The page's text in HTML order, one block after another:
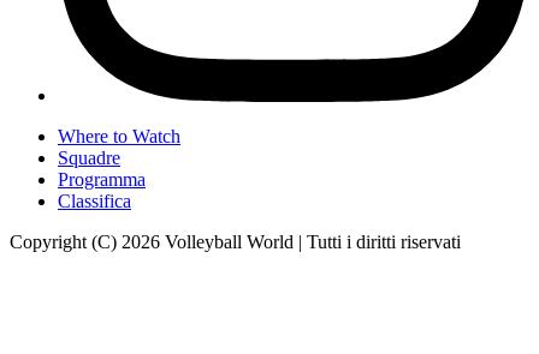
Where to Watch
Squadre
Programma
Classifica
Copyright (C) 2026 Volleyball World | Tutti i diritti riservati